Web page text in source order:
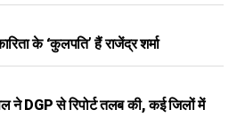
के ‘कुलपति’ हैं राजेंद्र शर्मा
ने DGP से रिपोर्ट तलब की, कई जिलों में